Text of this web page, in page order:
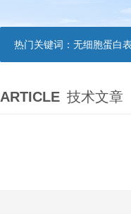
热门关键词： 无细胞蛋白
ARTICLE 技术文章